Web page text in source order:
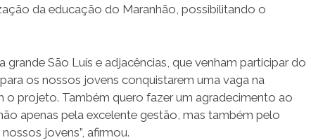
da educação do Maranhão, possibilitando o
São Luís e adjacências, que venham participar do
os nossos jovens conquistarem uma vaga na
projeto. Também quero fazer um agradecimento ao
apenas pela excelente gestão, mas também pelo
jovens”, afirmou.